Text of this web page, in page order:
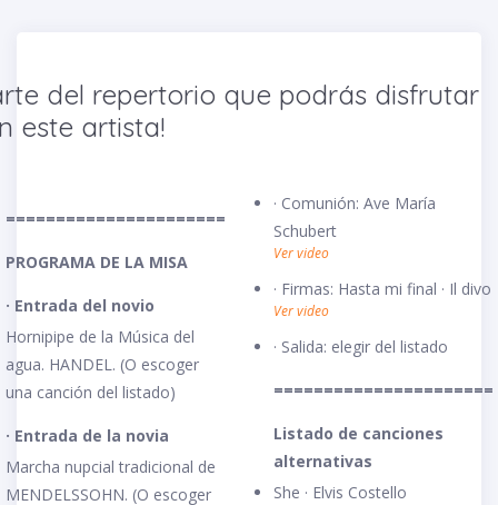
del repertorio que podrás disfrutar
este artista!
======================
PROGRAMA DE LA MISA
· Entrada del novio
Hornipipe de la Música del
agua. HANDEL. (O escoger
una canción del listado)
· Entrada de la novia
Marcha nupcial tradicional de
MENDELSSOHN. (O escoger
· Comunión: Ave María
Schubert
Ver video
· Firmas: Hasta mi final · Il divo
Ver video
· Salida: elegir del listado
======================
Listado de canciones
alternativas
She · Elvis Costello